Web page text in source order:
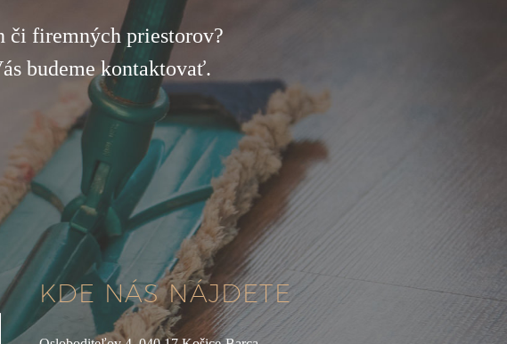
či firemných priestorov?
budeme kontaktovať.
KDE NÁS NÁJDETE